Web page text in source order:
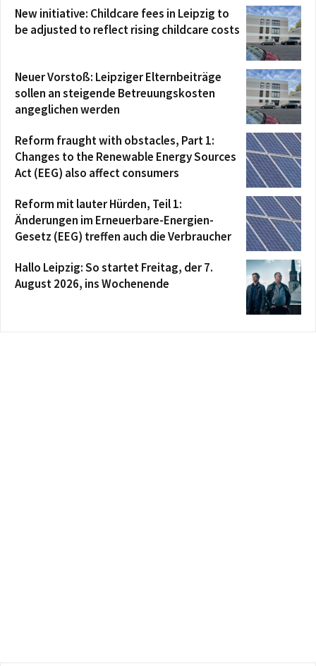
New initiative: Childcare fees in Leipzig to
be adjusted to reflect rising childcare costs
Neuer Vorstoß: Leipziger Elternbeiträge
sollen an steigende Betreuungskosten
angeglichen werden
Reform fraught with obstacles, Part 1:
Changes to the Renewable Energy Sources
Act (EEG) also affect consumers
Reform mit lauter Hürden, Teil 1:
Änderungen im Erneuerbare-Energien-
Gesetz (EEG) treffen auch die Verbraucher
Hallo Leipzig: So startet Freitag, der 7.
August 2026, ins Wochenende